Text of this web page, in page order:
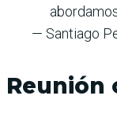
— Santiago
Reunión